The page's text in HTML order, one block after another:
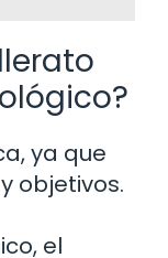
ya que
objetivos.
el